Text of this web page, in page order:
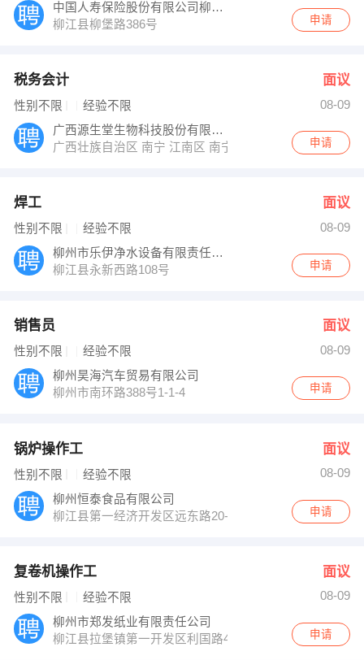
中国人寿保险股份有限公司柳江支公司
柳江县柳堡路386号
申请
税务会计 面议
性别不限 经验不限
08-09
广西源生堂生物科技股份有限公司
广西壮族自治区 南宁 江南区 南宁经济开发区国凯大道东
申请
焊工 面议
性别不限 经验不限
08-09
柳州市乐伊净水设备有限责任公司
柳江县永新西路108号
申请
销售员 面议
性别不限 经验不限
08-09
柳州昊海汽车贸易有限公司
柳州市南环路388号1-1-4
申请
锅炉操作工 面议
性别不限 经验不限
08-09
柳州恒泰食品有限公司
柳江县第一经济开发区远东路20-1＃
申请
复卷机操作工 面议
性别不限 经验不限
08-09
柳州市郑发纸业有限责任公司
柳江县拉堡镇第一开发区利国路42号
申请